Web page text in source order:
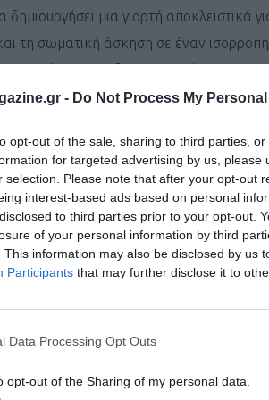
- Do Not Process My
opt-out of the sale, sharing to third parties,
for targeted advertising by us, please
selection. Please note that after your opt-out
interest-based ads based on personal
to third parties prior to your opt-out.
of your personal information by third
This information may also be disclosed by us
Participants that may further disclose it to
Data Processing Opt Outs
opt-out of the Sharing of my personal data.
μια γιορτή αποκλειστικά
τη σωματική άσκηση σε έναν
μια δυνατή κοινότητα
σεζόν της χρονιάς με κοινό σημείο
εκκίνηση, με τη διοργάνωση να είναι
και φέτος, στην 13 διοργάνωση, μια
διασχίζοντας τον εξωτερικό χώρο
όπου οι δρομείς κάνουν
η γιορτή, με χαμόγελα,